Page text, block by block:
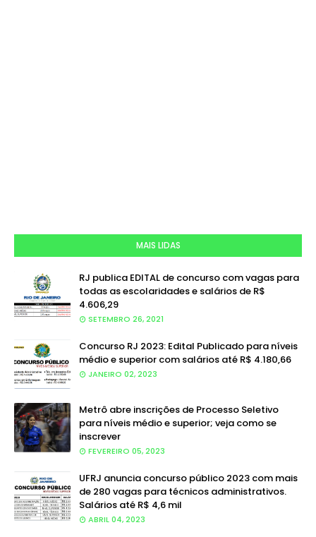
MAIS LIDAS
RJ publica EDITAL de concurso com vagas para
todas as escolaridades e salários de R$
4.606,29
SETEMBRO 26, 2021
Concurso RJ 2023: Edital Publicado para níveis
médio e superior com salários até R$ 4.180,66
JANEIRO 02, 2023
Metrô abre inscrições de Processo Seletivo
para níveis médio e superior; veja como se
inscrever
FEVEREIRO 05, 2023
UFRJ anuncia concurso público 2023 com mais
de 280 vagas para técnicos administrativos.
Salários até R$ 4,6 mil
ABRIL 04, 2023